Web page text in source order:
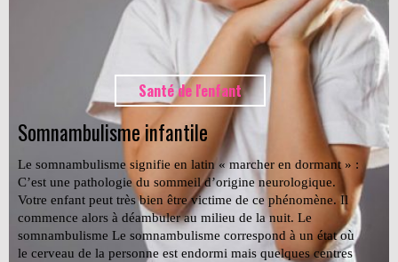
Santé de l'enfant
Somnambulisme infantile
Le somnambulisme signifie en latin « marcher en dormant » :
C’est une pathologie du sommeil d’origine neurologique.
Votre enfant peut très bien être victime de ce phénomène. Il
commence alors à déambuler au milieu de la nuit. Le
somnambulisme Le somnambulisme correspond à un état où
le cerveau de la personne est endormi mais quelques centres